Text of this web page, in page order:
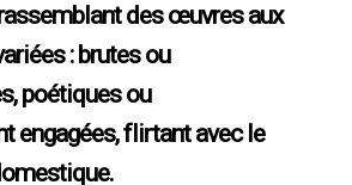
des œuvres aux
: brutes ou
poétiques ou
engagées, flirtant avec le